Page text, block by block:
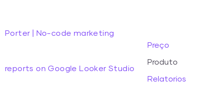
Porter | No-code marketing
reports on Google Looker Studio
Preço
Produto
Relatorios